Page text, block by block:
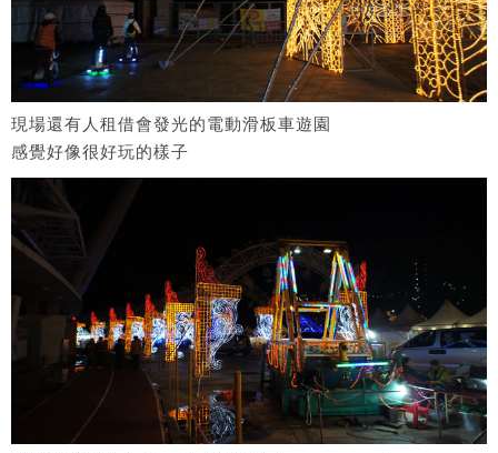
現場還有人租借會發光的電動滑板車遊園
感覺好像很好玩的樣子